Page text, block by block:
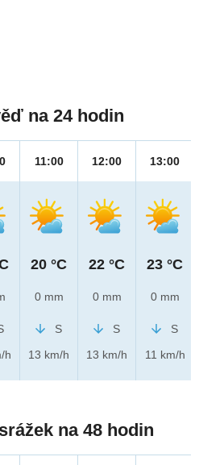
na 24 hodin
h
11:00
20 °C
0 mm
S
13 km/h
12:00
22 °C
0 mm
S
13 km/h
13:00
23 °C
0 mm
S
11 km/h
na 48 hodin